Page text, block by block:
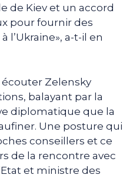
de Kiev et un accord
pour fournir des
l’Ukraine», a-t-il en
Zelensky
balayant par la
diplomatique que la
Une posture qui
conseillers et ce
de la rencontre avec
et ministre des